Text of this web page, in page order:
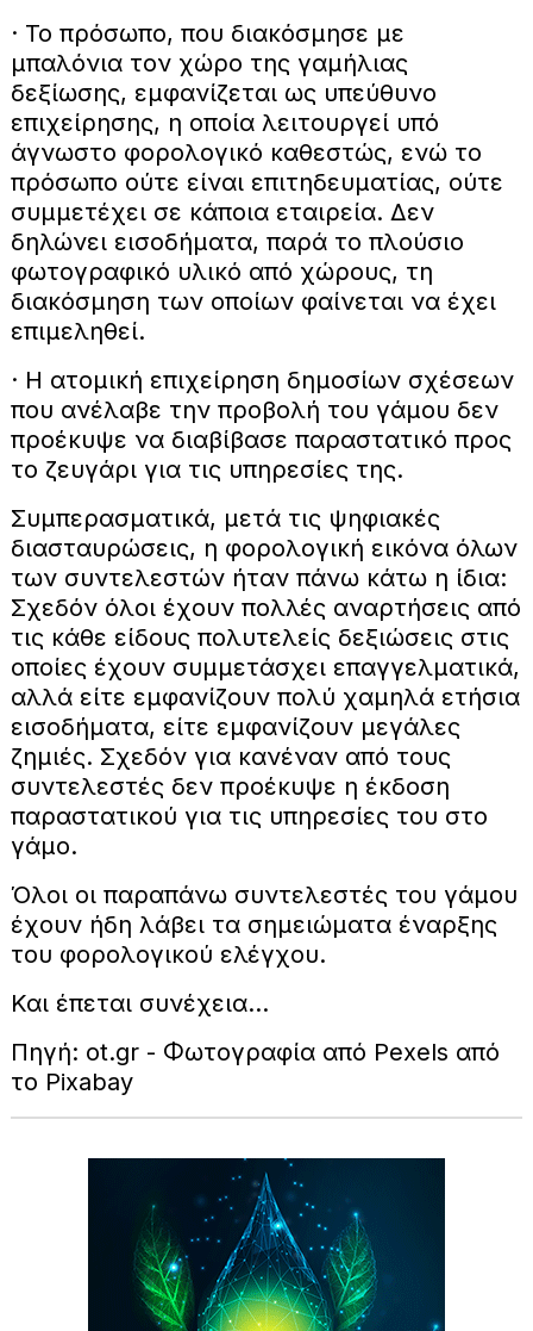
· Το πρόσωπο, που διακόσμησε με
μπαλόνια τον χώρο της γαμήλιας
δεξίωσης, εμφανίζεται ως υπεύθυνο
επιχείρησης, η οποία λειτουργεί υπό
άγνωστο φορολογικό καθεστώς, ενώ το
πρόσωπο ούτε είναι επιτηδευματίας, ούτε
συμμετέχει σε κάποια εταιρεία. Δεν
δηλώνει εισοδήματα, παρά το πλούσιο
φωτογραφικό υλικό από χώρους, τη
διακόσμηση των οποίων φαίνεται να έχει
επιμεληθεί.
· Η ατομική επιχείρηση δημοσίων σχέσεων
που ανέλαβε την προβολή του γάμου δεν
προέκυψε να διαβίβασε παραστατικό προς
το ζευγάρι για τις υπηρεσίες της.
Συμπερασματικά, μετά τις ψηφιακές
διασταυρώσεις, η φορολογική εικόνα όλων
των συντελεστών ήταν πάνω κάτω η ίδια:
Σχεδόν όλοι έχουν πολλές αναρτήσεις από
τις κάθε είδους πολυτελείς δεξιώσεις στις
οποίες έχουν συμμετάσχει επαγγελματικά,
αλλά είτε εμφανίζουν πολύ χαμηλά ετήσια
εισοδήματα, είτε εμφανίζουν μεγάλες
ζημιές. Σχεδόν για κανέναν από τους
συντελεστές δεν προέκυψε η έκδοση
παραστατικού για τις υπηρεσίες του στο
γάμο.
Όλοι οι παραπάνω συντελεστές του γάμου
έχουν ήδη λάβει τα σημειώματα έναρξης
του φορολογικού ελέγχου.
Και έπεται συνέχεια…
Πηγή: ot.gr - Φωτογραφία από Pexels από
το Pixabay